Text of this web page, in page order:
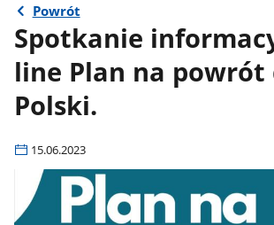
Powrót
Spotkanie
line Plan na powrót
Polski.
15.06.2023